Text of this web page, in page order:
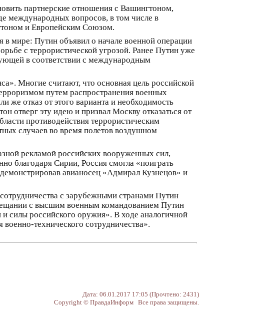
партнерские отношения с Вашингтоном,
международных вопросов, в том числе в
и Европейским Союзом.
в мире: Путин объявил о начале военной операции
с террористической угрозой. Ранее Путин уже
в соответствии с международным
Многие считают, что основная цель российской
путем распространения военных
же отказ от этого варианта и необходимость
отверг эту идею и призвал Москву отказаться от
противодействия террористическим
случаев во время полетов воздушном
рекламой российских вооруженных сил,
благодаря Сирии, Россия смогла «поиграть
авианосец «Адмирал Кузнецов» и
с зарубежными странами Путин
с высшим военным командованием Путин
силы российского оружия». В ходе аналогичной
технического сотрудничества».
Дата: 06.01.2017 17:05 (Прочтено: 2431)
Copyright © ПравдаИнформ Все права защищены.